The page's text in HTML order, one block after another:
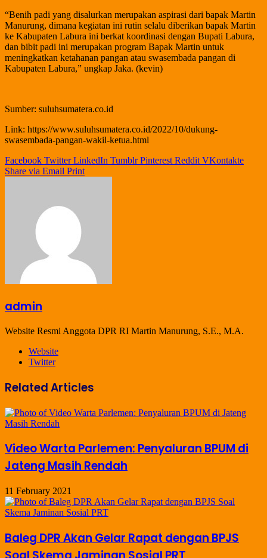
“Benih padi yang disalurkan merupakan aspirasi dari bapak Martin
Manurung, dimana kegiatan ini rutin selalu diberikan bapak Martin
ke Kabupaten Labura ini berkat koordinasi dengan Bupati Labura,
dan bibit padi ini merupakan program Bapak Martin untuk
meningkatkan ketahanan pangan atau swasembada pangan di
Kabupaten Labura,” ungkap Jaka. (kevin)
Sumber: suluhsumatera.co.id
Link: https://www.suluhsumatera.co.id/2022/10/dukung-
swasembada-pangan-wakil-ketua.html
Facebook Twitter LinkedIn Tumblr Pinterest Reddit VKontakte
Share via Email Print
admin
Website Resmi Anggota DPR RI Martin Manurung, S.E., M.A.
Website
Twitter
Related Articles
Video Warta Parlemen: Penyaluran BPUM di
Jateng Masih Rendah
11 February 2021
Baleg DPR Akan Gelar Rapat dengan BPJS